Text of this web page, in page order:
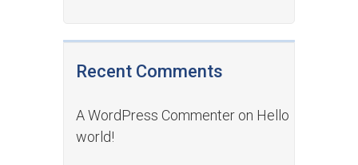
Recent Comments
A WordPress Commenter on Hello
world!